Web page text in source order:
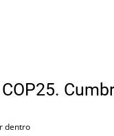
dentro